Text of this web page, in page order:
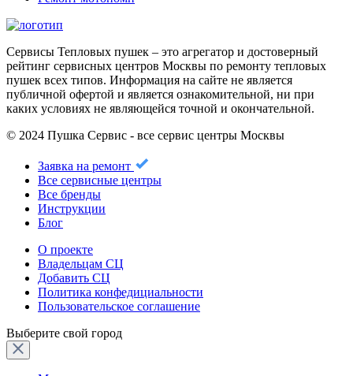
Сервисы Тепловых пушек – это агрегатор и достоверный
рейтинг сервисных центров Москвы по ремонту тепловых
пушек всех типов. Информация на сайте не является
публичной офертой и является ознакомительной, ни при
каких условиях не являющейся точной и окончательной.
© 2024 Пушка Сервис - все сервис центры Москвы
Заявка на ремонт
Все сервисные центры
Все бренды
Инструкции
Блог
О проекте
Владельцам СЦ
Добавить СЦ
Политика конфедициальности
Пользовательское соглашение
Выберите свой город